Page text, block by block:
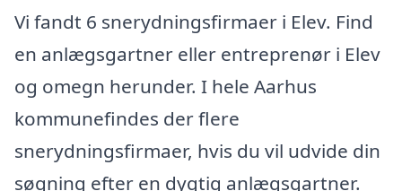
Vi fandt 6 snerydningsfirmaer i Elev. Find
en anlægsgartner eller entreprenør i Elev
og omegn herunder. I hele Aarhus
kommunefindes der flere
snerydningsfirmaer, hvis du vil udvide din
søgning efter en dygtig anlægsgartner.